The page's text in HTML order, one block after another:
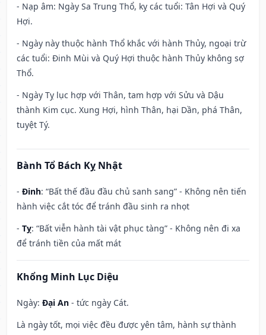
- Nạp âm: Ngày Sa Trung Thổ, kỵ các tuổi: Tân Hợi và Quý
Hợi.
- Ngày này thuộc hành Thổ khắc với hành Thủy, ngoại trừ
các tuổi: Đinh Mùi và Quý Hợi thuộc hành Thủy không sợ
Thổ.
- Ngày Tỵ lục hợp với Thân, tam hợp với Sửu và Dậu
thành Kim cục. Xung Hợi, hình Thân, hại Dần, phá Thân,
tuyệt Tý.
Bành Tổ Bách Kỵ Nhật
- Đinh: “Bất thế đầu đầu chủ sanh sang” - Không nên tiến
hành việc cắt tóc để tránh đầu sinh ra nhọt
- Tỵ: “Bất viễn hành tài vật phục tàng” - Không nên đi xa
để tránh tiền của mất mát
Khổng Minh Lục Diệu
Ngày: Đại An - tức ngày Cát.
Là ngày tốt, mọi việc đều được yên tâm, hành sự thành